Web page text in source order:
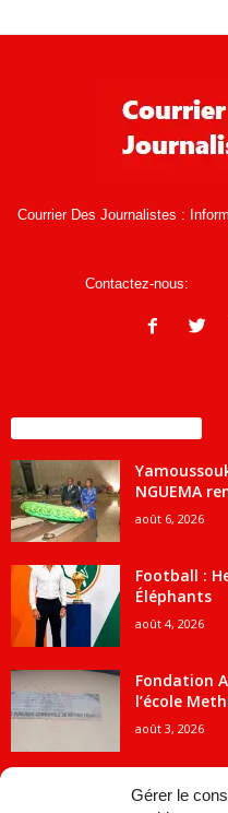
Gérer le
Courrier Des Journalistes :
Contactez-nous:
NGUEMA
août 6, 2026
Football :
Éléphants
août 4, 2026
Fondation
l’école
août 3, 2026